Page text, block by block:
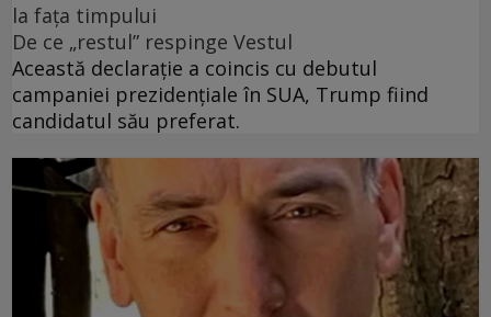
la fața timpului
De ce „restul” respinge Vestul
Această declarație a coincis cu debutul
campaniei prezidențiale în SUA, Trump fiind
candidatul său preferat.